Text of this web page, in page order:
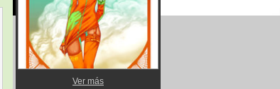
Ver más